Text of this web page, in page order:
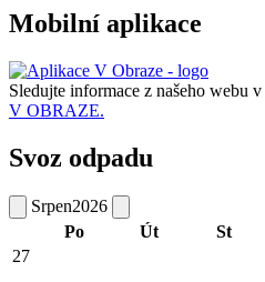
Mobilní aplikace
Sledujte informace z našeho webu v
V OBRAZE.
Svoz odpadu
Srpen2026
Po
Út St
27